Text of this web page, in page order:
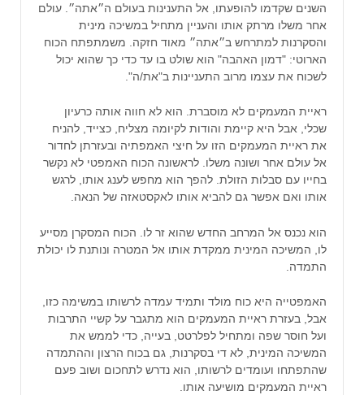
השנים שקדמו להופעתו, אל התענינות בעולם ה״אתה״. עולם
אחר משלו מרתק אותו והעניין מתחיל במשיכה מינית
והסקרנות למתרחש ב״אתה״ מאוד חזקה. משמתפתח הכוח
הארוטי: "דמון האהבה" הוא שולט בו עד כדי כך שהוא יכול
לשכוח את עצמו מרוב התעניינות ב"את/ה".
ראיית המעמקים לא מוסברת. הוא לא חווה אותה כרעיון
שכלי, אבל היא קיימת והודות לקיומה מצליח, כצייד, להניח
את ראיית המעמקים הזו על חיצי האמפתיה ובעזרתן לחדור
אל עולם אחר ושונה משלו. לראשונה הכוח האמפטי לא נקשר
בחייו עם סבלות הזולת. להפך הוא מחפש לענג אותו, לרגש
אותו ואם אפשר גם להביא אותו לאקסטאזה של הנאה.
הוא נכנס אל המרחב החדש שהוא זר לו. הכוח המסקרן מסייע
לו, המשיכה המינית ממקדת אותו אל המטרה ונותנת לו יכולת
התמדה.
האמפטייה היא כוח מולד ותמיד עמדה לרשותו במשימה כזו,
אבל, בעזרת ראיית המעמקים הוא מתגבר על קשיי התרבות
ועל חוסר שפה ומתחיל לפלרטט, בעייה, כדי לממש את
המשיכה המינית, לא די בסקרנות, גם בכוח הרצון וההתמדה
שהתפתחו ועומדים לרשותו, הוא נדרש לתחכום ושוב פעם
ראיית המעמקים מושיעה אותו.